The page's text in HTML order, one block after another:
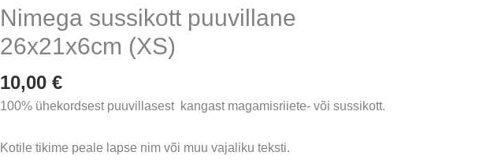
Nimega sussikott puuvillane
26x21x6cm (XS)
10,00€
100% ühekordsest puuvillasest kangast magamisriiete- või sussikott.
Kotile tikime peale lapse nim või muu vajaliku teksti.